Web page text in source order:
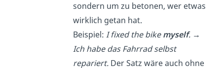
sondern um zu betonen, wer etwas
wirklich getan hat.
Beispiel: I fixed the bikemyself. →
Ich habe das Fahrrad selbst
repariert. Der Satz wäre auch ohne